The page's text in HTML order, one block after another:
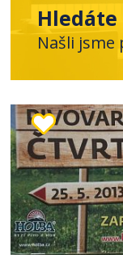
Našli